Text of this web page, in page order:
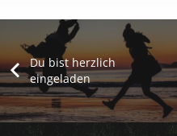
Du bist herzlich
eingeladen